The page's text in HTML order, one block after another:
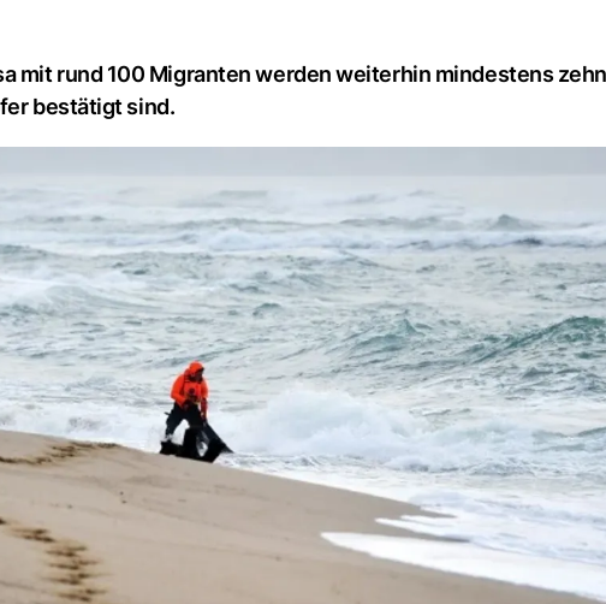
mit rund 100 Migranten werden weiterhin mindestens
bestätigt sind.